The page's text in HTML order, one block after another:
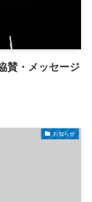
賛・メッセージ
お知らせ